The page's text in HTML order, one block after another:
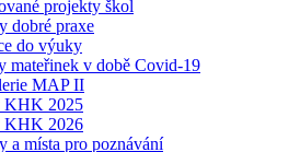
projekty škol
dobré praxe
do výuky
mateřinek v době Covid-19
MAP II
KHK 2025
KHK 2026
a místa pro poznávání